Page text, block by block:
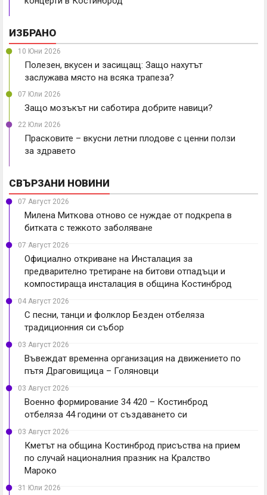
ИЗБРАНО
10 Юни 2026
Полезен, вкусен и засищащ: Защо нахутът
заслужава място на всяка трапеза?
07 Юли 2026
Защо мозъкът ни саботира добрите навици?
22 Юли 2026
Прасковите – вкусни летни плодове с ценни ползи
за здравето
СВЪРЗАНИ НОВИНИ
07 Август 2026
Милена Миткова отново се нуждае от подкрепа в
битката с тежкото заболяване
07 Август 2026
Официално откриване на Инсталация за
предварително третиране на битови отпадъци и
компостираща инсталация в община Костинброд
04 Август 2026
С песни, танци и фолклор Безден отбеляза
традиционния си събор
03 Август 2026
Въвеждат временна организация на движението по
пътя Драговищица – Голяновци
03 Август 2026
Военно формирование 34 420 – Костинброд
отбеляза 44 години от създаването си
03 Август 2026
Кметът на община Костинброд присъства на прием
по случай националния празник на Кралство
Мароко
31 Юли 2026